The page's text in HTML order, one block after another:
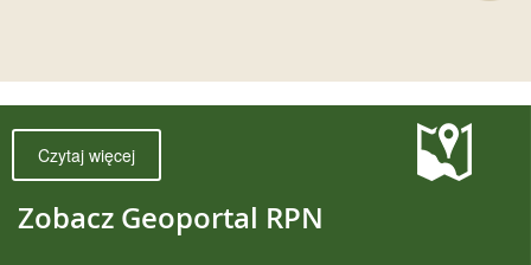
Zobacz Geoportal RPN
Czytaj więcej